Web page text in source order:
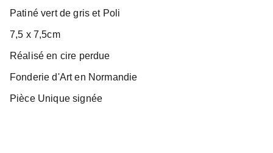
Patiné vert de gris et Poli
7,5 x 7,5cm
Réalisé en cire perdue
Fonderie d'Art en Normandie
Pièce Unique signée